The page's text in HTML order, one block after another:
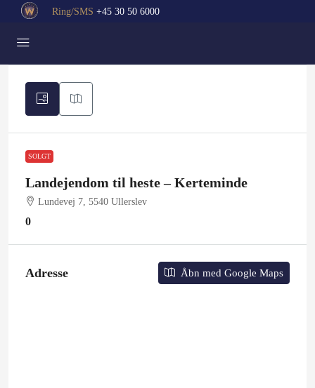
Ring/SMS +45 30 50 6000
SOLGT
Landejendom til heste – Kerteminde
Lundevej 7, 5540 Ullerslev
0
Adresse Åbn med Google Maps